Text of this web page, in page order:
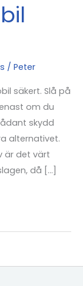
/ Peter
säkert. Slå på
om du
skydd
alternativet.
är det värt
då […]